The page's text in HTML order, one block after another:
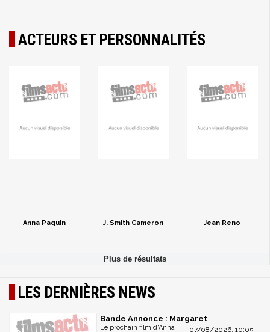
ACTEURS ET PERSONNALITÉS
Anna Paquin J. Smith Cameron Jean Reno
LES DERNIÈRES NEWS
Bande Annonce : Margaret
07/08/2026, 10:05
Le prochain film d'Anna